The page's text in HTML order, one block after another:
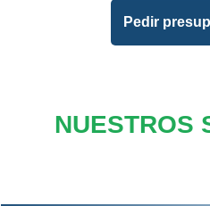
Pedir
NUESTROS